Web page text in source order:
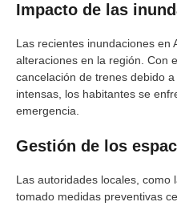
Impacto de las
Las recientes inundaciones en
alteraciones en la región. Con
cancelación de trenes debido
intensas, los habitantes se
emergencia.
Gestión de los
Las autoridades locales, como
tomado medidas preventivas